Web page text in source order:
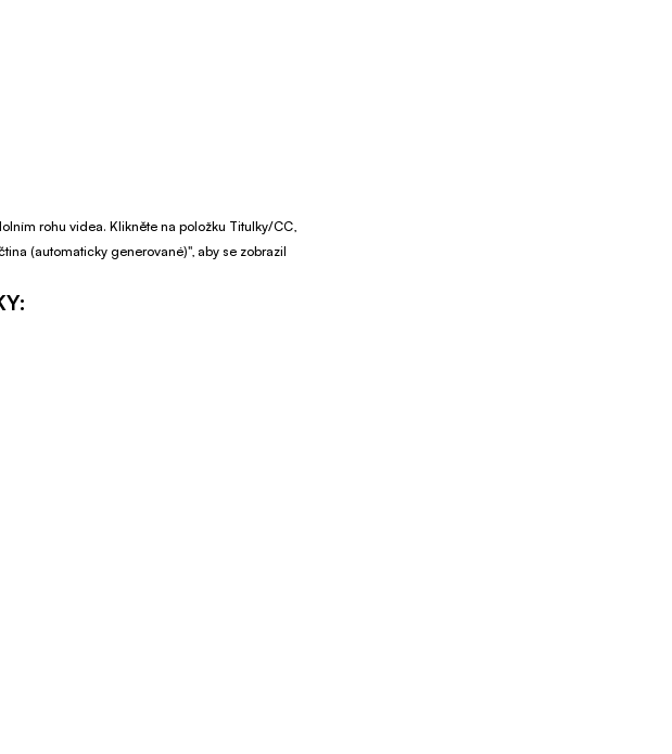
rohu videa. Klikněte na položku Titulky/CC,
(automaticky generované)", aby se zobrazil